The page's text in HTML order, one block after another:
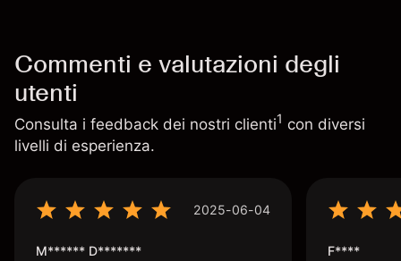
Commenti e valutazioni degli
utenti
Consulta i feedback dei nostri clienti1 con diversi
livelli di esperienza.
2025-06-04
M****** D******* F****